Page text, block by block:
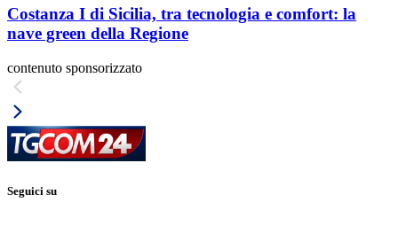
Costanza I di Sicilia, tra tecnologia e comfort: la
nave green della Regione
contenuto sponsorizzato
Seguici su